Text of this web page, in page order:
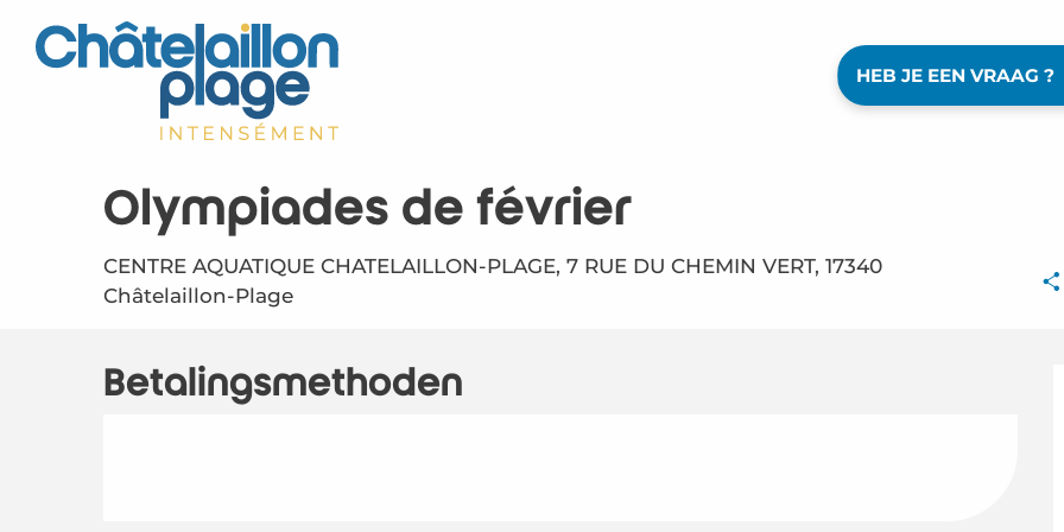
contenu
HEB JE EEN VRAAG ?
Olympiades de février
CENTRE AQUATIQUE CHATELAILLON-PLAGE, 7 RUE DU CHEMIN VERT, 17340
Châtelaillon-Plage
Betalingsmethoden